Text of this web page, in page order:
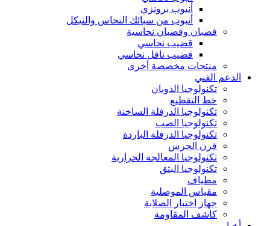
أنبوب برونزي
أنبوب من سبائك النحاس والنيكل
قضبان وقضبان نحاسية
قضيب نحاسي
قضيب ناقل نحاسي
منتجات مخصصة أخرى
الدعم الفني
تكنولوجيا الذوبان
خط التقطيع
تكنولوجيا الدرفلة الساخنة
تكنولوجيا الصب
تكنولوجيا الدرفلة الباردة
فرن الجرس
تكنولوجيا المعالجة الحرارية
تكنولوجيا البثق
مطياف
مقياس الموصلية
جهاز اختبار الصلابة
كاشف المقاومة